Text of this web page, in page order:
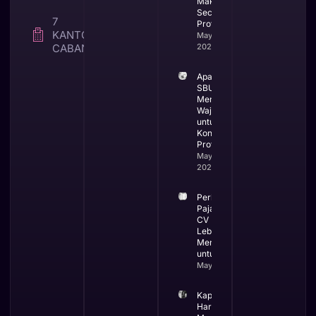
7
KANTOR
CABANG
Secara
Profesional
May 25,
2026
Apa itu
SBUJK dan
Mengapa
Wajib
untuk
Kontraktor
Profesional
May 19,
2026
Perbandingan
Pajak PT dan
CV Mana yang
Lebih
Menguntungkan
untuk Bisnis
May 13, 2026
Kapan Bisnis
Harus